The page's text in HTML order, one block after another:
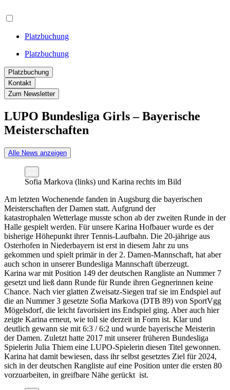
Platzbuchung
Platzbuchung
Platzbuchung
Kontakt
Zum Newsletter
LUPO Bundesliga Girls – Bayerische
Meisterschaften
Alle News anzeigen
Sofia Markova (links) und Karina rechts im Bild
Am letzten Wochenende fanden in Augsburg die bayerischen
Meisterschaften der Damen statt. Aufgrund der
katastrophalen Wetterlage musste schon ab der zweiten Runde in der
Halle gespielt werden. Für unsere Karina Hofbauer wurde es der
bisherige Höhepunkt ihrer Tennis-Laufbahn. Die 20-jährige aus
Osterhofen in Niederbayern ist erst in diesem Jahr zu uns
gekommen und spielt primär in der 2. Damen-Mannschaft, hat aber
auch schon in unserer Bundesliga Mannschaft überzeugt.
Karina war mit Position 149 der deutschen Rangliste an Nummer 7
gesetzt und ließ dann Runde für Runde ihren Gegnerinnen keine
Chance. Nach vier glatten Zweisatz-Siegen traf sie im Endspiel auf
die an Nummer 3 gesetzte Sofia Markova (DTB 89) von SportVgg
Mögelsdorf, die leicht favorisiert ins Endspiel ging. Aber auch hier
zeigte Karina erneut, wie toll sie derzeit in Form ist. Klar und
deutlich gewann sie mit 6:3 / 6:2 und wurde bayerische Meisterin
der Damen. Zuletzt hatte 2017 mit unserer früheren Bundesliga
Spielerin Julia Thiem eine LUPO-Spielerin diesen Titel gewonnen.
Karina hat damit bewiesen, dass ihr selbst gesetztes Ziel für 2024,
sich in der deutschen Rangliste auf eine Position unter die ersten 80
vorzuarbeiten, in greifbare Nähe gerückt ist.